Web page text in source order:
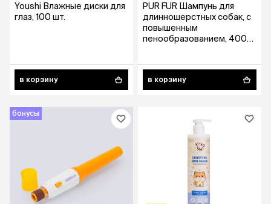
Youshi Влажные диски для
глаз, 100 шт.
в корзину
PUR FUR Шампунь для
длинношерстных собак, с
повышенным
пенообразованием, 400
в корзину
бонусы